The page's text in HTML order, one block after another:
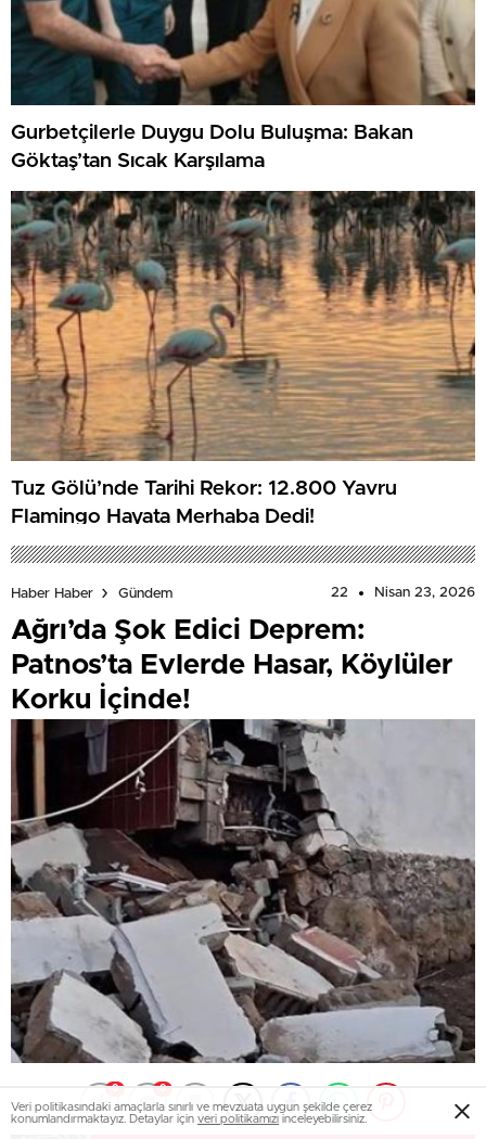
Gurbetçilerle Duygu Dolu Buluşma: Bakan
Göktaş’tan Sıcak Karşılama
Tuz Gölü’nde Tarihi Rekor: 12.800 Yavru
Flamingo Hayata Merhaba Dedi!
Haber Haber Gündem 22 Nisan 23, 2026
Ağrı’da Şok Edici Deprem:
Patnos’ta Evlerde Hasar, Köylüler
Korku İçinde!
0 0
Veri politikasındaki amaçlarla sınırlı ve mevzuata uygun şekilde çerez
konumlandırmaktayız. Detaylar için veri politikamızı inceleyebilirsiniz.